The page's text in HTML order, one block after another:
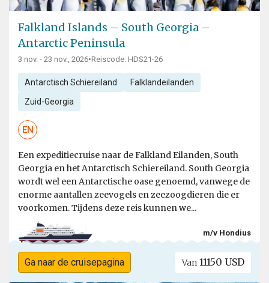
Falkland Islands – South Georgia –
Antarctic Peninsula
3 nov. - 23 nov., 2026•Reiscode: HDS21-26
Antarctisch Schiereiland Falklandeilanden
Zuid-Georgia
EN
Een expeditiecruise naar de Falkland Eilanden, South
Georgia en het Antarctisch Schiereiland. South Georgia
wordt wel een Antarctische oase genoemd, vanwege de
enorme aantallen zeevogels en zeezoogdieren die er
voorkomen. Tijdens deze reis kunnen we...
m/v Hondius
Ga naar de cruisepagina Van 11150 USD